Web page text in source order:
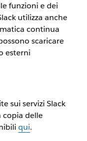
funzioni e dei
utilizza anche
continua
scaricare
esterni
sui servizi Slack
copia delle
qui.